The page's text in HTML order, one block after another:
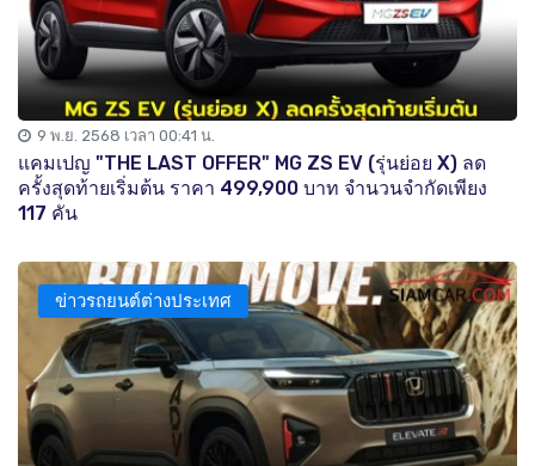
9 พ.ย. 2568 เวลา 00:41 น.
แคมเปญ "THE LAST OFFER" MG ZS EV (รุ่นย่อย X) ลด
ครั้งสุดท้ายเริ่มต้น ราคา 499,900 บาท จำนวนจำกัดเพียง
117 คัน
ข่าวรถยนต์ต่างประเทศ